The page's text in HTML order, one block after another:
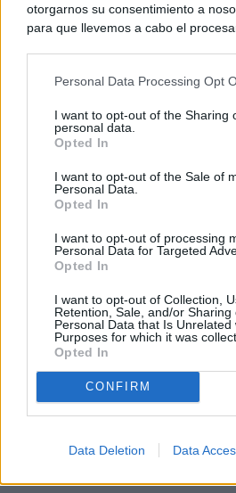
otorgarnos su consentimiento a
para que llevemos a cabo el
negar su consentimiento. Tenga en
de su consentimiento, pero usted
rechazar tal procesamiento. Sus
cualquier momento entrando de
visitando nuestra política de
Personal Data Processing Opt
I want to opt-out of the Sharing
personal data.
Opted In
I want to opt-out of the Sale of
Personal Data.
Opted In
I want to opt-out of processing
Personal Data for Targeted
Opted In
I want to opt-out of Collection,
Retention, Sale, and/or Sharing
Personal Data that Is Unrelated
Purposes for which it was
Opted In
CONFIRM
Data Deletion Data